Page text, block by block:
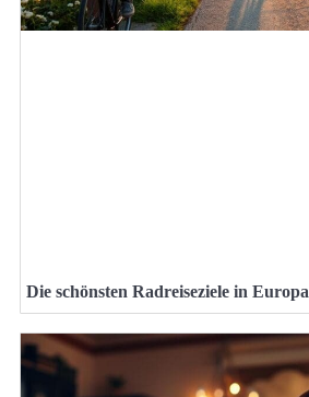
Die schönsten Radreiseziele in Europa